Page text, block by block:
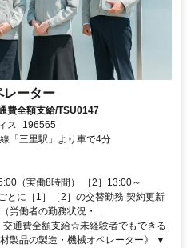
レーター
費全額支給/TSU0147
ス_196565
「三里駅」より車で4分
（実働8時間） ［2］13:00～
に［1］［2］の交替勤務 契約更新
労働者の勤務状況・...
通費全額支給☆未経験者でもできる
製品の製造・機械オペレーター》 ▼